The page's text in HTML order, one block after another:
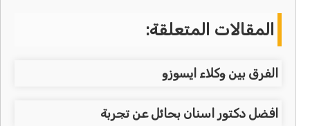
المقالات المتعلقة:
الفرق بين وكلاء ايسوزو
افضل دكتور اسنان بحائل عن تجربة